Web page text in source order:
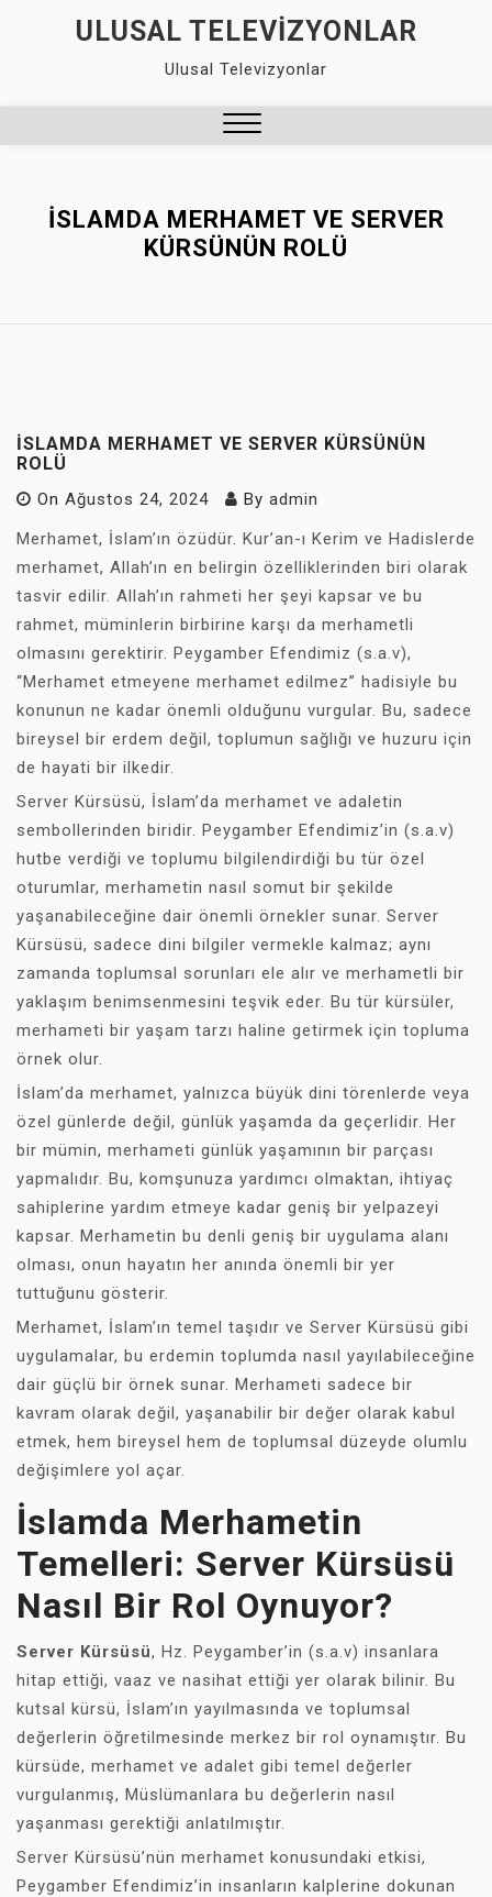
ULUSAL TELEVIZYONLAR
Ulusal Televizyonlar
İSLAMDA MERHAMET VE SERVER
KÜRSÜNÜN ROLÜ
İSLAMDA MERHAMET VE SERVER KÜRSÜNÜN
ROLÜ
On Ağustos 24, 2024 By admin
Merhamet, İslam’ın özüdür. Kur’an-ı Kerim ve Hadislerde
merhamet, Allah’ın en belirgin özelliklerinden biri olarak
tasvir edilir. Allah’ın rahmeti her şeyi kapsar ve bu
rahmet, müminlerin birbirine karşı da merhametli
olmasını gerektirir. Peygamber Efendimiz (s.a.v),
“Merhamet etmeyene merhamet edilmez” hadisiyle bu
konunun ne kadar önemli olduğunu vurgular. Bu, sadece
bireysel bir erdem değil, toplumun sağlığı ve huzuru için
de hayati bir ilkedir.
Server Kürsüsü, İslam’da merhamet ve adaletin
sembollerinden biridir. Peygamber Efendimiz’in (s.a.v)
hutbe verdiği ve toplumu bilgilendirdiği bu tür özel
oturumlar, merhametin nasıl somut bir şekilde
yaşanabileceğine dair önemli örnekler sunar. Server
Kürsüsü, sadece dini bilgiler vermekle kalmaz; aynı
zamanda toplumsal sorunları ele alır ve merhametli bir
yaklaşım benimsenmesini teşvik eder. Bu tür kürsüler,
merhameti bir yaşam tarzı haline getirmek için topluma
örnek olur.
İslam’da merhamet, yalnızca büyük dini törenlerde veya
özel günlerde değil, günlük yaşamda da geçerlidir. Her
bir mümin, merhameti günlük yaşamının bir parçası
yapmalıdır. Bu, komşunuza yardımcı olmaktan, ihtiyaç
sahiplerine yardım etmeye kadar geniş bir yelpazeyi
kapsar. Merhametin bu denli geniş bir uygulama alanı
olması, onun hayatın her anında önemli bir yer
tuttuğunu gösterir.
Merhamet, İslam’ın temel taşıdır ve Server Kürsüsü gibi
uygulamalar, bu erdemin toplumda nasıl yayılabileceğine
dair güçlü bir örnek sunar. Merhameti sadece bir
kavram olarak değil, yaşanabilir bir değer olarak kabul
etmek, hem bireysel hem de toplumsal düzeyde olumlu
değişimlere yol açar.
İslamda Merhametin
Temelleri: Server Kürsüsü
Nasıl Bir Rol Oynuyor?
Server Kürsüsü, Hz. Peygamber’in (s.a.v) insanlara
hitap ettiği, vaaz ve nasihat ettiği yer olarak bilinir. Bu
kutsal kürsü, İslam’ın yayılmasında ve toplumsal
değerlerin öğretilmesinde merkez bir rol oynamıştır. Bu
kürsüde, merhamet ve adalet gibi temel değerler
vurgulanmış, Müslümanlara bu değerlerin nasıl
yaşanması gerektiği anlatılmıştır.
Server Kürsüsü’nün merhamet konusundaki etkisi,
Peygamber Efendimiz’in insanların kalplerine dokunan